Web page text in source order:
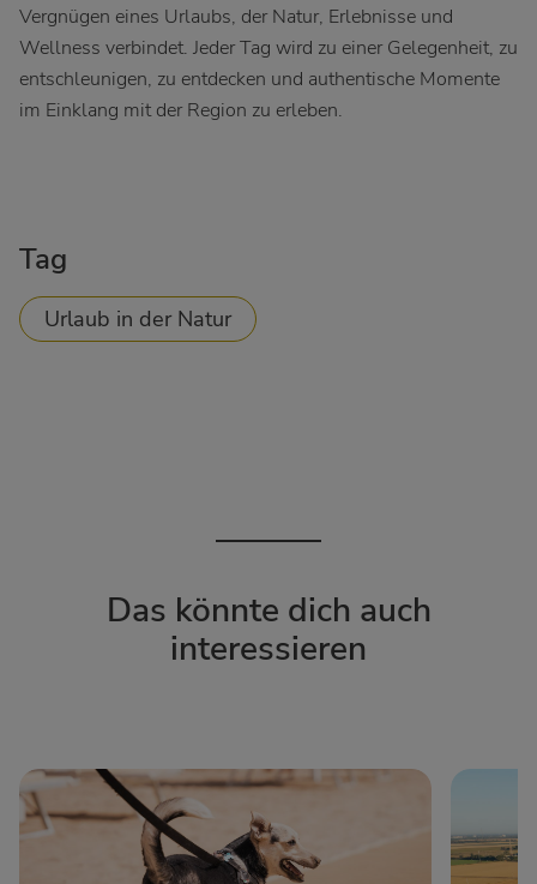
Vergnügen eines Urlaubs, der Natur, Erlebnisse und
Wellness verbindet. Jeder Tag wird zu einer Gelegenheit, zu
entschleunigen, zu entdecken und authentische Momente
im Einklang mit der Region zu erleben.
Tag
Urlaub in der Natur
Das könnte dich auch
interessieren